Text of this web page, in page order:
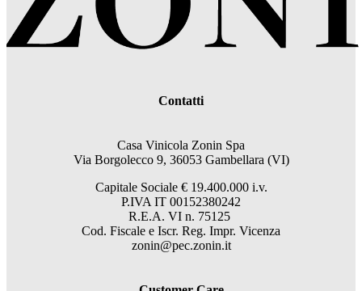
Contatti
Casa Vinicola Zonin Spa
Via Borgolecco 9, 36053 Gambellara (VI)
Capitale Sociale € 19.400.000 i.v.
P.IVA IT 00152380242
R.E.A. VI n. 75125
Cod. Fiscale e Iscr. Reg. Impr. Vicenza
zonin@pec.zonin.it